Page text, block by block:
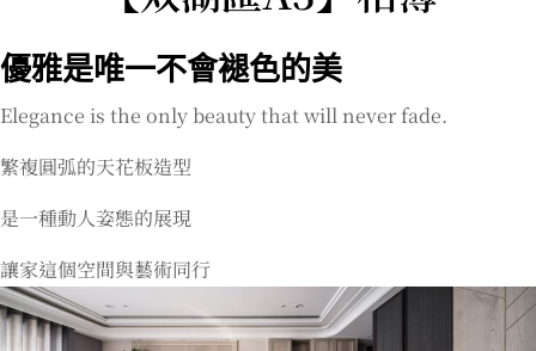
優雅是唯一不會褪色的美
Elegance is the only beauty that will never fade.
繁複圓弧的天花板造型
是一種動人姿態的展現
讓家這個空間與藝術同行